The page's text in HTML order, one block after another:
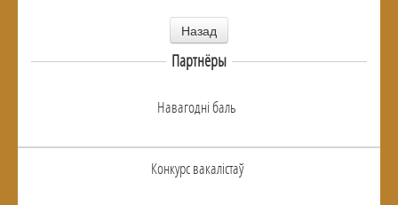
Назад
Партнёры
Навагоднi баль
Конкурс вакалiстаў